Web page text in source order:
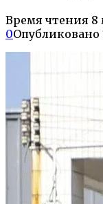
Время чтения 8
0Опубликовано